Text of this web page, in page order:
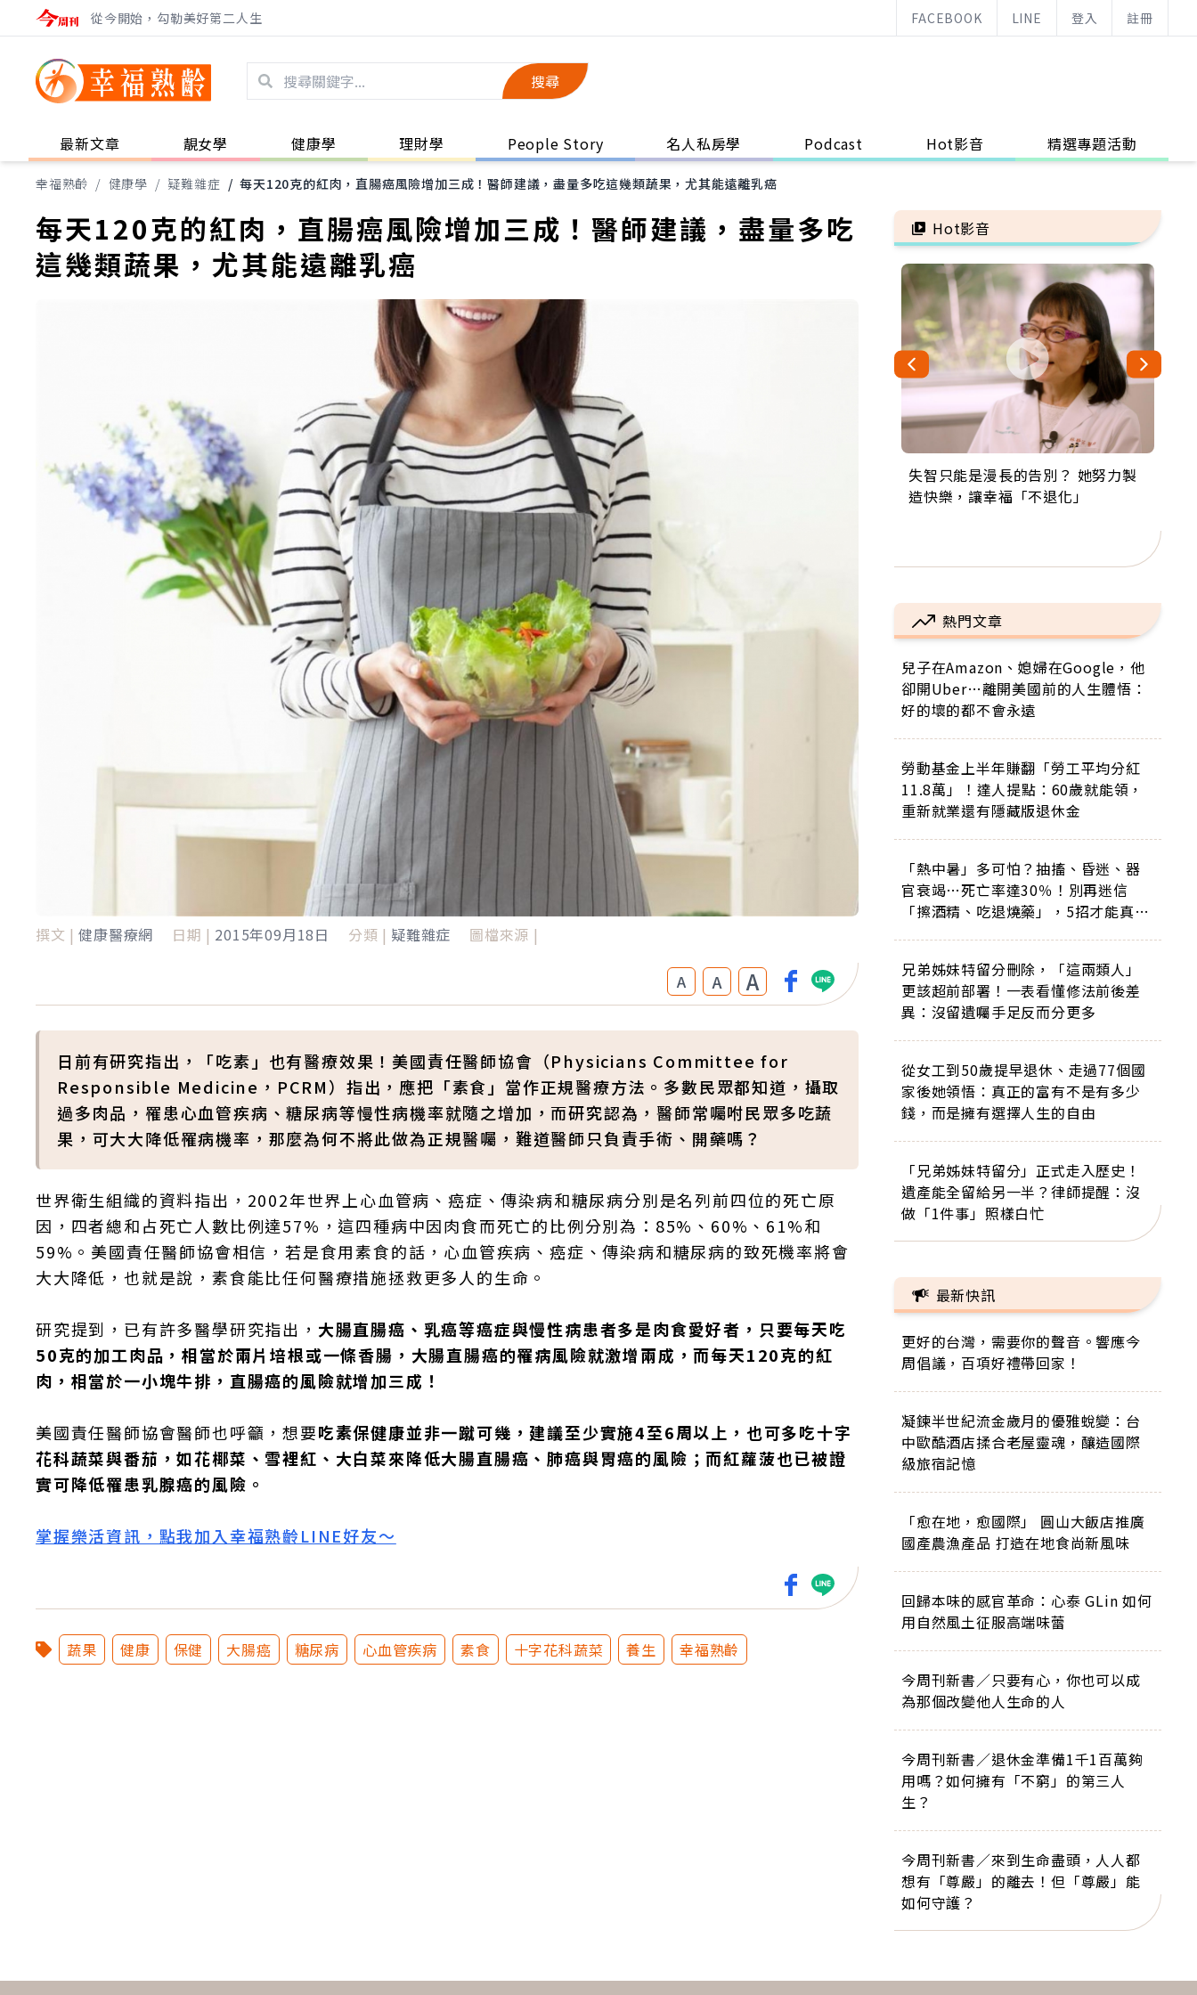
從今開始，勾勒美好第二人生 FACEBOOK LINE 登入 註冊
搜尋
最新文章 靚女學 健康學 理財學 People Story 名人私房學 Podcast Hot影音 精選專題活動
幸福熟齡 / 健康學 / 疑難雜症 / 每天120克的紅肉，直腸癌風險增加三成！醫師建議，盡量多吃這幾類蔬果，尤其能遠離乳癌
每天120克的紅肉，直腸癌風險增加三成！醫師建議，盡量多吃
這幾類蔬果，尤其能遠離乳癌
撰文 | 健康醫療網 日期 | 2015年09月18日 分類 | 疑難雜症 圖檔來源 |
A A A
日前有研究指出，「吃素」也有醫療效果！美國責任醫師協會（Physicians Committee for
Responsible Medicine，PCRM）指出，應把「素食」當作正規醫療方法。多數民眾都知道，攝取
過多肉品，罹患心血管疾病、糖尿病等慢性病機率就隨之增加，而研究認為，醫師常囑咐民眾多吃蔬
果，可大大降低罹病機率，那麼為何不將此做為正規醫囑，難道醫師只負責手術、開藥嗎？
世界衛生組織的資料指出，2002年世界上心血管病、癌症、傳染病和糖尿病分別是名列前四位的死亡原
因，四者總和占死亡人數比例達57%，這四種病中因肉食而死亡的比例分別為：85%、60%、61%和
59%。美國責任醫師協會相信，若是食用素食的話，心血管疾病、癌症、傳染病和糖尿病的致死機率將會
大大降低，也就是說，素食能比任何醫療措施拯救更多人的生命。
研究提到，已有許多醫學研究指出， 大腸直腸癌、乳癌等癌症與慢性病患者多是肉食愛好者，只要每天吃
50克的加工肉品，相當於兩片培根或一條香腸，大腸直腸癌的罹病風險就激增兩成，而每天120克的紅
肉，相當於一小塊牛排，直腸癌的風險就增加三成！
美國責任醫師協會醫師也呼籲，想要吃素保健康並非一蹴可幾，建議至少實施4至6周以上，也可多吃十字
花科蔬菜與番茄，如花椰菜、雪裡紅、大白菜來降低大腸直腸癌、肺癌與胃癌的風險；而紅蘿菠也已被證
實可降低罹患乳腺癌的風險。
掌握樂活資訊，點我加入幸福熟齡LINE好友～
下一則 ＋
蔬果 健康 保健 大腸癌 糖尿病 心血管疾病 素食 十字花科蔬菜 養生 幸福熟齡
Hot影音
失智只能是漫長的告別？ 她努力製
造快樂，讓幸福「不退化」
來自剛果的巧克力神父 為台灣奉獻
36年 「台灣是我的家，我連作夢都
63歲卸矽谷副總、搬回台灣找快
樂！「蛋黃哥小丑」走進安養院，
104歲打破金氏世界紀錄 成為全球
最年長羽球選手，分享長壽的秘密
事業巔峰他選擇追夢…黑手阿伯拉
小提琴還登上小巨蛋！連CNN都大
熱門文章
兒子在Amazon、媳婦在Google，他
卻開Uber…離開美國前的人生體悟：
好的壞的都不會永遠
勞動基金上半年賺翻「勞工平均分紅
11.8萬」！達人提點：60歲就能領，
重新就業還有隱藏版退休金
「熱中暑」多可怕？抽搐、昏迷、器
官衰竭…死亡率達30％！別再迷信
「擦酒精、吃退燒藥」，5招才能真救
兄弟姊妹特留分刪除，「這兩類人」
更該超前部署！一表看懂修法前後差
異：沒留遺囑手足反而分更多
從女工到50歲提早退休、走過77個國
家後她領悟：真正的富有不是有多少
錢，而是擁有選擇人生的自由
「兄弟姊妹特留分」正式走入歷史！
遺產能全留給另一半？律師提醒：沒
做「1件事」照樣白忙
最新快訊
更好的台灣，需要你的聲音。響應今
周倡議，百項好禮帶回家！
凝鍊半世紀流金歲月的優雅蛻變：台
中歐酷酒店揉合老屋靈魂，釀造國際
級旅宿記憶
「愈在地，愈國際」 圓山大飯店推廣
國產農漁產品 打造在地食尚新風味
回歸本味的感官革命：心泰 GLin 如何
用自然風土征服高端味蕾
今周刊新書／只要有心，你也可以成
為那個改變他人生命的人
今周刊新書／退休金準備1千1百萬夠
用嗎？如何擁有「不窮」的第三人
生？
今周刊新書／來到生命盡頭，人人都
想有「尊嚴」的離去！但「尊嚴」能
如何守護？